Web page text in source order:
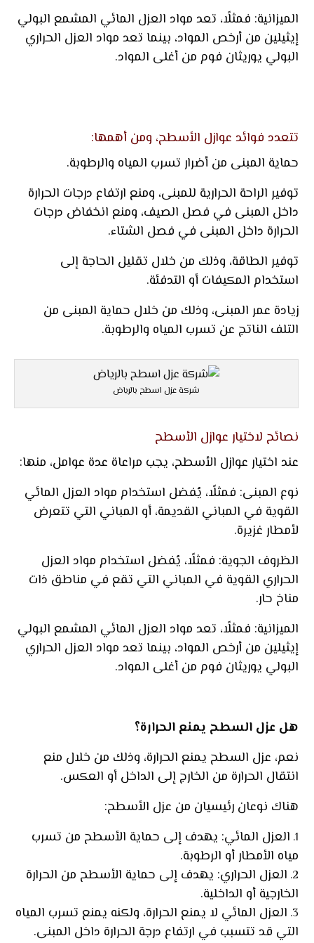
الميزانية: فمثلًا، تعد مواد العزل المائي المشمع البولي
إيثيلين من أرخص المواد، بينما تعد مواد العزل الحراري
البولي يوريثان فوم من أغلى المواد.
تتعدد فوائد عوازل الأسطح، ومن أهمها:
حماية المبنى من أضرار تسرب المياه والرطوبة.
توفير الراحة الحرارية للمبنى، ومنع ارتفاع درجات الحرارة
داخل المبنى في فصل الصيف، ومنع انخفاض درجات
الحرارة داخل المبنى في فصل الشتاء.
توفير الطاقة، وذلك من خلال تقليل الحاجة إلى
استخدام المكيفات أو التدفئة.
زيادة عمر المبنى، وذلك من خلال حماية المبنى من
التلف الناتج عن تسرب المياه والرطوبة.
شركة عزل اسطح بالرياض
نصائح لاختيار عوازل الأسطح
عند اختيار عوازل الأسطح، يجب مراعاة عدة عوامل، منها:
نوع المبنى: فمثلًا، يُفضل استخدام مواد العزل المائي
القوية في المباني القديمة، أو المباني التي تتعرض
لأمطار غزيرة.
الظروف الجوية: فمثلًا، يُفضل استخدام مواد العزل
الحراري القوية في المباني التي تقع في مناطق ذات
مناخ حار.
الميزانية: فمثلًا، تعد مواد العزل المائي المشمع البولي
إيثيلين من أرخص المواد، بينما تعد مواد العزل الحراري
البولي يوريثان فوم من أغلى المواد.
هل عزل السطح يمنع الحرارة؟
نعم، عزل السطح يمنع الحرارة، وذلك من خلال منع
انتقال الحرارة من الخارج إلى الداخل أو العكس.
هناك نوعان رئيسيان من عزل الأسطح:
العزل المائي: يهدف إلى حماية الأسطح من تسرب
مياه الأمطار أو الرطوبة.
العزل الحراري: يهدف إلى حماية الأسطح من الحرارة
الخارجية أو الداخلية.
العزل المائي لا يمنع الحرارة، ولكنه يمنع تسرب المياه
التي قد تتسبب في ارتفاع درجة الحرارة داخل المبنى.